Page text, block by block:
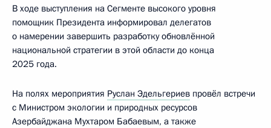
В ходе выступления на Сегменте высокого уровня
помощник Президента информировал делегатов
о намерении завершить разработку обновлённой
национальной стратегии в этой области до конца
2025 года.
На полях мероприятия Руслан Эдельгериев провёл встречи
с Министром экологии и природных ресурсов
Азербайджана Мухтаром Бабаевым, а также